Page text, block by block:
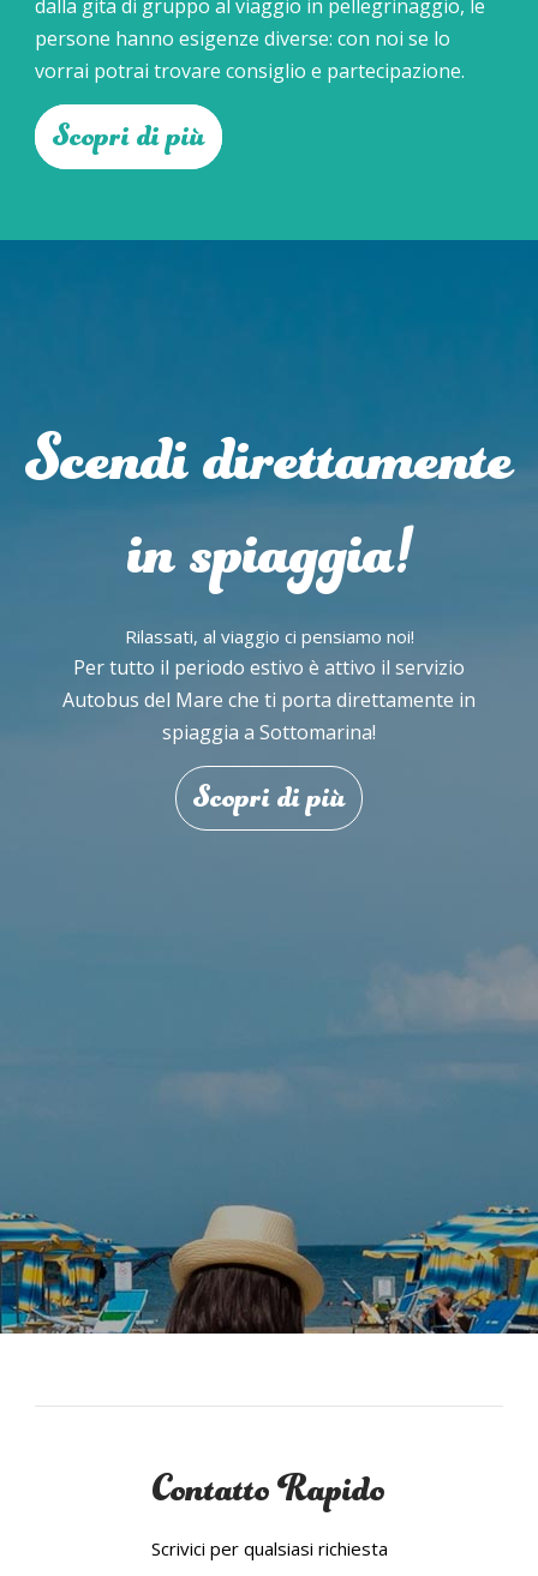
dalla gita di gruppo al viaggio in pellegrinaggio, le
persone hanno esigenze diverse: con noi se lo
vorrai potrai trovare consiglio e partecipazione.
Scopri di più
Scendi direttamente
in spiaggia!
Rilassati, al viaggio ci pensiamo noi!
Per tutto il periodo estivo è attivo il servizio
Autobus del Mare che ti porta direttamente in
spiaggia a Sottomarina!
Scopri di più
Contatto Rapido
Scrivici per qualsiasi richiesta